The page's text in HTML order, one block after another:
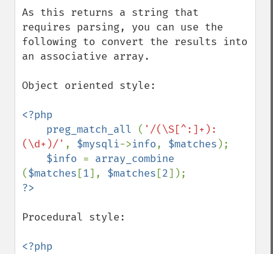
As this returns a string that
requires parsing, you can use the
following to convert the results into
an associative array.
Object oriented style:
<?php
    preg_match_all
( '/(\S[^:]+):
(\d+)/' , $mysqli->info, $matches );
$info =
($matches [1], $matches [2
Procedural style:
<?php